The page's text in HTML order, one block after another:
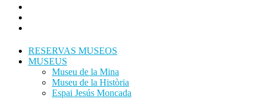
RESERVAS MUSEOS
MUSEUS
Museu de la Mina
Museu de la Història
Espai Jesús Moncada